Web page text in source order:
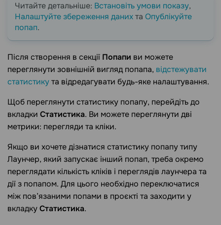
Читайте детальніше: Встановіть умови показу,
Налаштуйте збереження данихта Опублікуйте
попап.
Після створення в секції Попапи ви можете
переглянути зовнішній вигляд попапа, відстежувати
статистикута відредагувати будь-яке налаштування.
Щоб переглянути статистику попапу, перейдіть до
вкладки Статистика. Ви можете переглянути дві
метрики: перегляди та кліки.
Якщо ви хочете дізнатися статистику попапу типу
Лаунчер, який запускає інший попап, треба окремо
переглядати кількість кліків і переглядів лаунчера та
дії з попапом. Для цього необхідно переключатися
між пов’язаними попами в проєкті та заходити у
вкладкуСтатистика.